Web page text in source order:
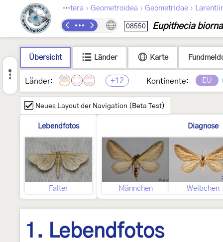
Lepidoptera › Geometroidea › Geometridae ›
08550 Eupithecia
Übersicht Länder Karte
Länder: +12 Kontinente: EU
Neues Layout der Navigation (Beta Test)
Lebendfotos
Falter
Diagnose
Männchen Weibchen
1. Lebendfotos